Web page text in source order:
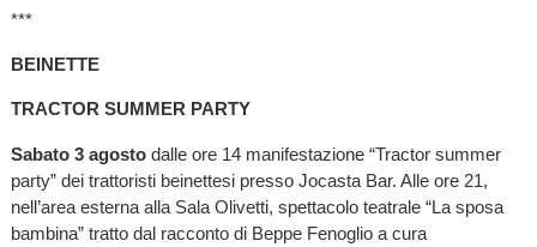
***
BEINETTE
TRACTOR SUMMER PARTY
Sabato 3 agostodalle ore 14 manifestazione “Tractor summer
party” dei trattoristi beinettesi presso Jocasta Bar. Alle ore 21,
nell’area esterna alla Sala Olivetti, spettacolo teatrale “La sposa
bambina” tratto dal racconto di Beppe Fenoglio a cura